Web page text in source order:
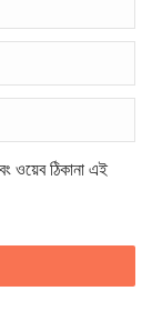
ওয়েব ঠিকানা এই